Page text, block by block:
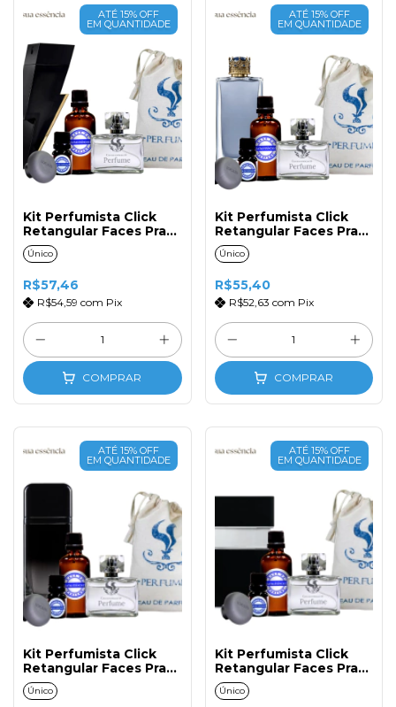
ATÉ 15% OFF
EM QUANTIDADE
Kit Perfumista Click
Retangular Faces Prata
N°167 Masc. 50ml
Único
R$57,46
R$54,59 com Pix
COMPRAR
ATÉ 15% OFF
EM QUANTIDADE
Kit Perfumista Click
Retangular Faces Prata
N°165 Masc. 50ml
Único
R$55,40
R$52,63 com Pix
COMPRAR
ATÉ 15% OFF
EM QUANTIDADE
Kit Perfumista Click
Retangular Faces Prata
N°161 Masc. 50ml
Único
ATÉ 15% OFF
EM QUANTIDADE
Kit Perfumista Click
Retangular Faces Prata
N°159 Masc. 50ml
Único